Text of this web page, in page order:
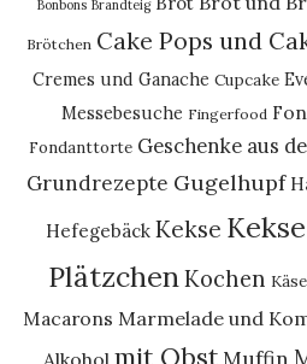
Bonbons Brandteig
Brötchen Cake Pops und
Cremes und Ganache Cupcake
Messebesuche Fingerfood
Fondanttorte Geschenke aus
Grundrezepte Gugelhupf
Hefegebäck Kekse
PlätzchenKochen
Macarons Marmelade und
Alkohol mit Obst